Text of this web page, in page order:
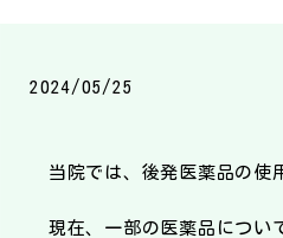
2024/05/25
当院では、後発医薬品の使
現在、一部の医薬品につい